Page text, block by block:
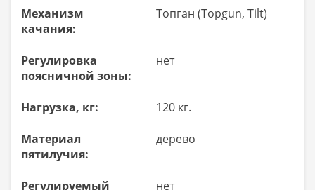
Механизм
качания:
Топган (Topgun, Tilt)
Регулировка
поясничной зоны:
нет
Нагрузка, кг: 120 кг.
Материал
пятилучия:
дерево
Регулируемый нет